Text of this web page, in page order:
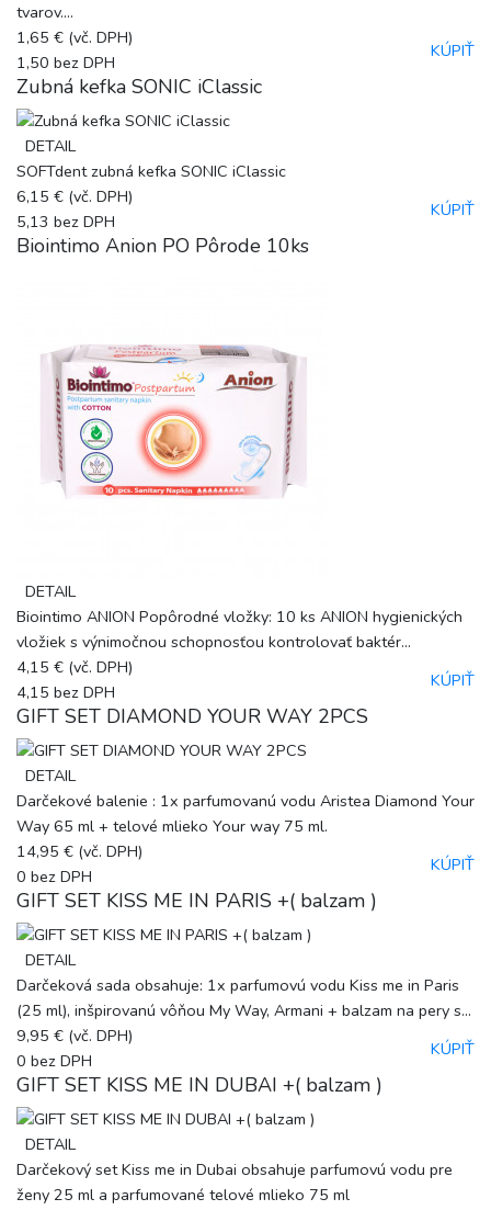
tvarov....
1,65 € (vč. DPH)
1,50 bez DPH
KÚPIŤ
Zubná kefka SONIC iClassic
DETAIL
SOFTdent zubná kefka SONIC iClassic
6,15 € (vč. DPH)
5,13 bez DPH
KÚPIŤ
Biointimo Anion PO Pôrode 10ks
DETAIL
Biointimo ANION Popôrodné vložky: 10 ks ANION hygienických
vložiek s výnimočnou schopnosťou kontrolovať baktér...
4,15 € (vč. DPH)
4,15 bez DPH
KÚPIŤ
GIFT SET DIAMOND YOUR WAY 2PCS
DETAIL
Darčekové balenie : 1x parfumovanú vodu Aristea Diamond Your
Way 65 ml + telové mlieko Your way 75 ml.
14,95 € (vč. DPH)
0 bez DPH
KÚPIŤ
GIFT SET KISS ME IN PARIS +( balzam )
DETAIL
Darčeková sada obsahuje: 1x parfumovú vodu Kiss me in Paris
(25 ml), inšpirovanú vôňou My Way, Armani + balzam na pery s...
9,95 € (vč. DPH)
0 bez DPH
KÚPIŤ
GIFT SET KISS ME IN DUBAI +( balzam )
DETAIL
Darčekový set Kiss me in Dubai obsahuje parfumovú vodu pre
ženy 25 ml a parfumované telové mlieko 75 ml